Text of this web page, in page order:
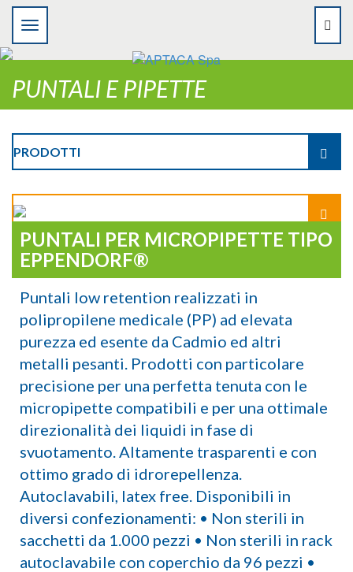
PUNTALI E PIPETTE
PRODOTTI
PUNTALI PER MICROPIPETTE TIPO
EPPENDORF®
Puntali low retention realizzati in
polipropilene medicale (PP) ad elevata
purezza ed esente da Cadmio ed altri
metalli pesanti. Prodotti con particolare
precisione per una perfetta tenuta con le
micropipette compatibili e per una ottimale
direzionalità dei liquidi in fase di
svuotamento. Altamente trasparenti e con
ottimo grado di idrorepellenza.
Autoclavabili, latex free. Disponibili in
diversi confezionamenti: • Non sterili in
sacchetti da 1.000 pezzi • Non sterili in rack
autoclavabile con coperchio da 96 pezzi •